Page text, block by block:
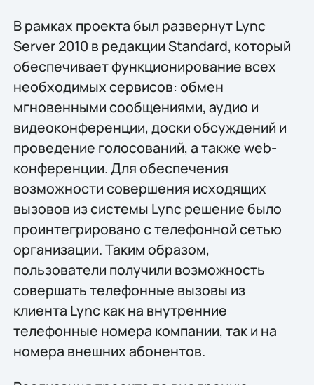
В рамках проекта был развернут Lync
Server 2010 в редакции Standard, который
обеспечивает функционирование всех
необходимых сервисов: обмен
мгновенными сообщениями, аудио и
видеоконференции, доски обсуждений и
проведение голосований, а также web-
конференции. Для обеспечения
возможности совершения исходящих
вызовов из системы Lync решение было
проинтегрировано с телефонной сетью
организации. Таким образом,
пользователи получили возможность
совершать телефонные вызовы из
клиента Lync как на внутренние
телефонные номера компании, так и на
номера внешних абонентов.